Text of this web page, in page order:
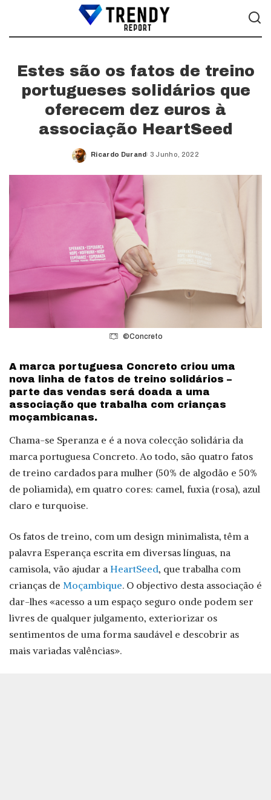
Estes são os fatos de treino
portugueses solidários que
oferecem dez euros à
associação HeartSeed
Posted
Ricardo Durand 3 Junho, 2022
©Concreto
A marca portuguesa Concreto criou uma
nova linha de fatos de treino solidários –
parte das vendas será doada a uma
associação que trabalha com crianças
moçambicanas.
Chama-se Speranza e é a nova colecção solidária da
marca portuguesa Concreto. Ao todo, são quatro fatos
de treino cardados para mulher (50% de algodão e 50%
de poliamida), em quatro cores: camel, fuxia (rosa), azul
claro e turquoise.
Os fatos de treino, com um design minimalista, têm a
palavra Esperança escrita em diversas línguas, na
camisola, vão ajudar a HeartSeed, que trabalha com
crianças de Moçambique. O objectivo desta associação é
dar-lhes «acesso a um espaço seguro onde podem ser
livres de qualquer julgamento, exteriorizar os
sentimentos de uma forma saudável e descobrir as
mais variadas valências».